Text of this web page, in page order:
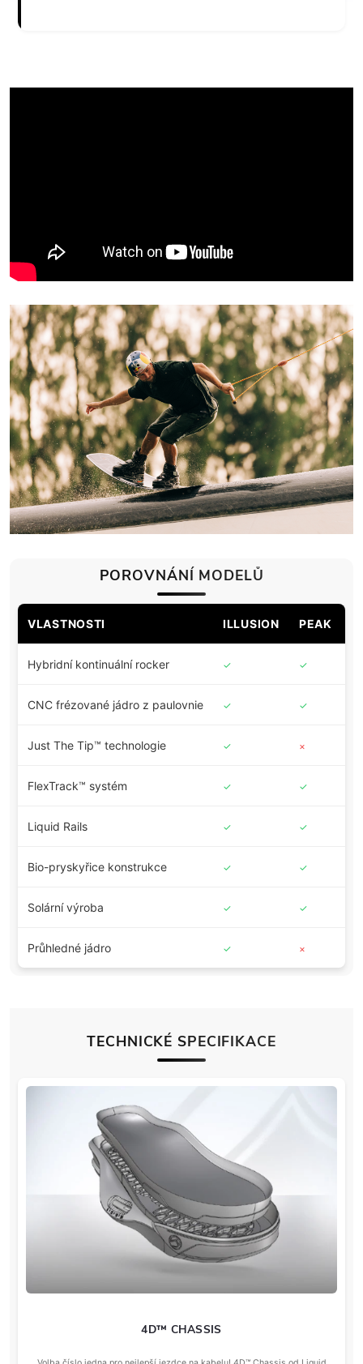
POROVNÁNÍ MODELŮ
VLASTNOSTI ILLUSION PEAK
Hybridní kontinuální rocker ✓ ✓
CNC frézované jádro z paulovnie ✓ ✓
Just The Tip™ technologie ✓ ×
FlexTrack™ systém ✓ ✓
Liquid Rails ✓ ✓
Bio-pryskyřice konstrukce ✓ ✓
Solární výroba ✓ ✓
Průhledné jádro ✓ ×
TECHNICKÉ SPECIFIKACE
4D™ CHASSIS